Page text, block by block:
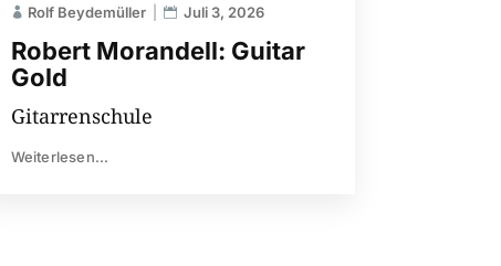
Robert Morandell: Guitar
Gold
Rolf Beydemüller Juli 3, 2026
Gitarrenschule
Weiterlesen...